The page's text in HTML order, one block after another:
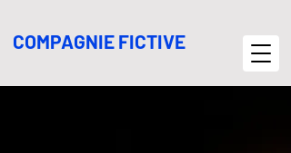
COMPAGNIE FICTIVE